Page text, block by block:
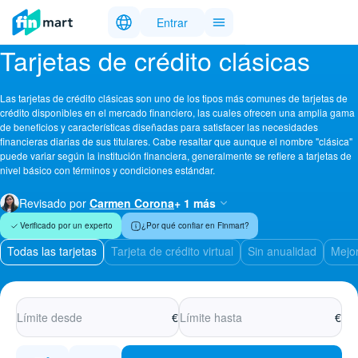
Entrar
Tarjetas de crédito clásicas
Las tarjetas de crédito clásicas son uno de los tipos más comunes de tarjetas de
crédito disponibles en el mercado financiero, las cuales ofrecen una amplia gama
de beneficios y características diseñadas para satisfacer las necesidades
financieras diarias de sus titulares. Cabe resaltar que aunque el nombre "clásica"
puede variar según la institución financiera, generalmente se refiere a tarjetas de
nivel básico con términos y condiciones estándar.
Revisado por Carmen Corona+ 1 más
Verificado por un experto ¿Por qué confiar en Finmart?
Todas las tarjetas Tarjeta de crédito virtual Sin anualidad
€ €